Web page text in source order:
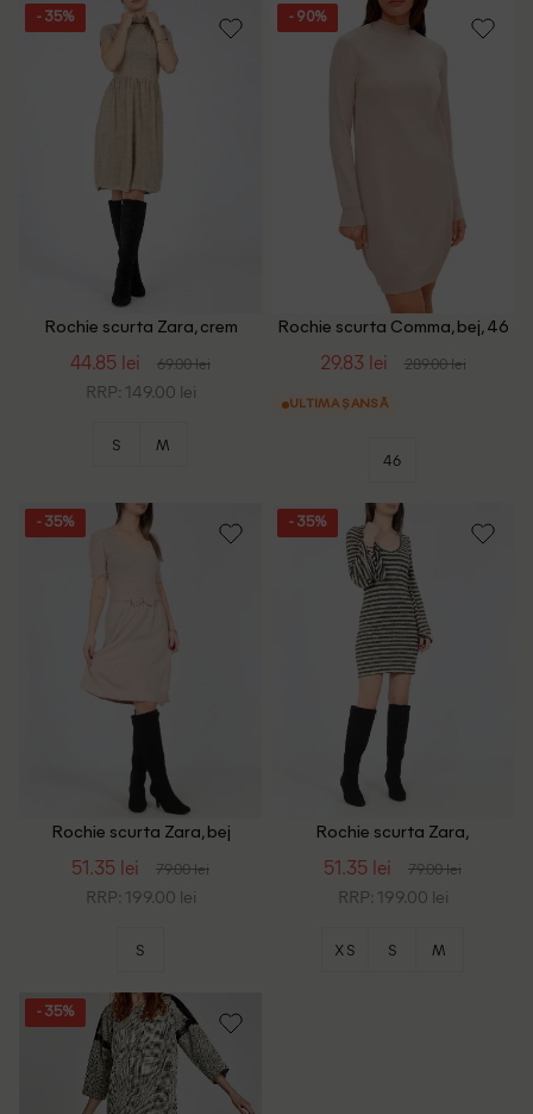
- 35%
Rochie scurta Zara, crem
44.85 lei 69.00 lei
RRP: 149.00 lei
S M
- 90%
Rochie scurta Comma, bej, 46
29.83 lei 289.00 lei
ULTIMA ȘANSĂ
46
- 35%
Rochie scurta Zara, bej
51.35 lei 79.00 lei
RRP: 199.00 lei
S
- 35%
Rochie scurta Zara,
51.35 lei 79.00 lei
RRP: 199.00 lei
XS S M
- 35%